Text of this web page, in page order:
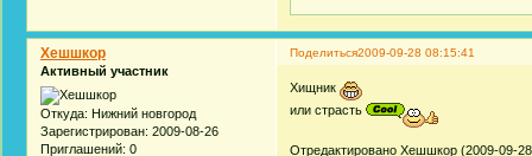
Поделиться2009-09-28 08:15:41
Хешшкор
Активный участник
Откуда: Нижний новгород
Зарегистрирован: 2009-08-26
Приглашений: 0
Хищник
или страсть
Отредактировано Хешшкор (2009-09-